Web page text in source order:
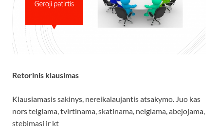
Retorinis klausimas
Klausiamasis sakinys, nereikalaujantis atsakymo. Juo kas
nors teigiama, tvirtinama, skatinama, neigiama, abejojama,
stebimasi ir kt